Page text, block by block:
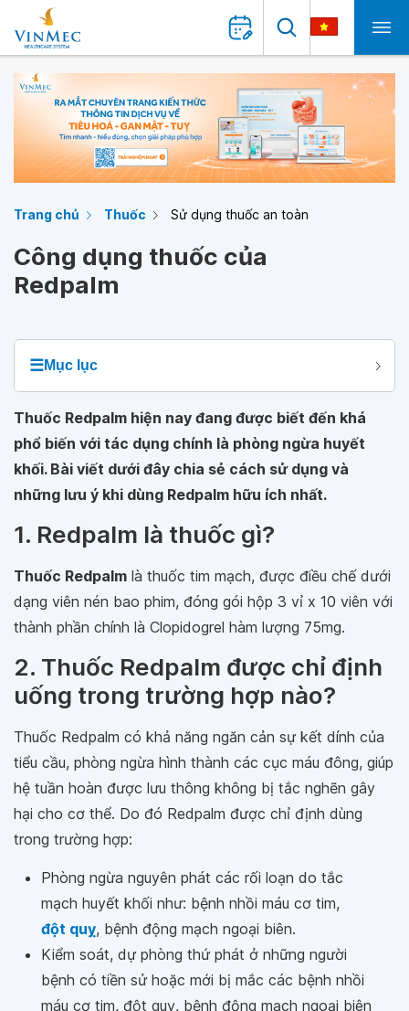
Trang chủ Thuốc Sử dụng thuốc an toàn
Công dụng thuốc của
Redpalm
☰Mục lục
Thuốc Redpalm hiện nay đang được biết đến khá
phổ biến với tác dụng chính là phòng ngừa huyết
khối. Bài viết dưới đây chia sẻ cách sử dụng và
những lưu ý khi dùng Redpalm hữu ích nhất.
1. Redpalm là thuốc gì?
Thuốc Redpalm là thuốc tim mạch, được điều chế dưới
dạng viên nén bao phim, đóng gói hộp 3 vỉ x 10 viên với
thành phần chính là Clopidogrel hàm lượng 75mg.
2. Thuốc Redpalm được chỉ định
uống trong trường hợp nào?
Thuốc Redpalm có khả năng ngăn cản sự kết dính của
tiểu cầu, phòng ngừa hình thành các cục máu đông, giúp
hệ tuần hoàn được lưu thông không bị tắc nghẽn gây
hại cho cơ thể. Do đó Redpalm được chỉ định dùng
trong trường hợp:
Phòng ngừa nguyên phát các rối loạn do tắc
mạch huyết khối như: bệnh nhồi máu cơ tim,
đột quỵ, bệnh động mạch ngoại biên.
Kiểm soát, dự phòng thứ phát ở những người
bệnh có tiền sử hoặc mới bị mắc các bệnh nhồi
máu cơ tim, đột quỵ, bệnh động mạch ngoại biên